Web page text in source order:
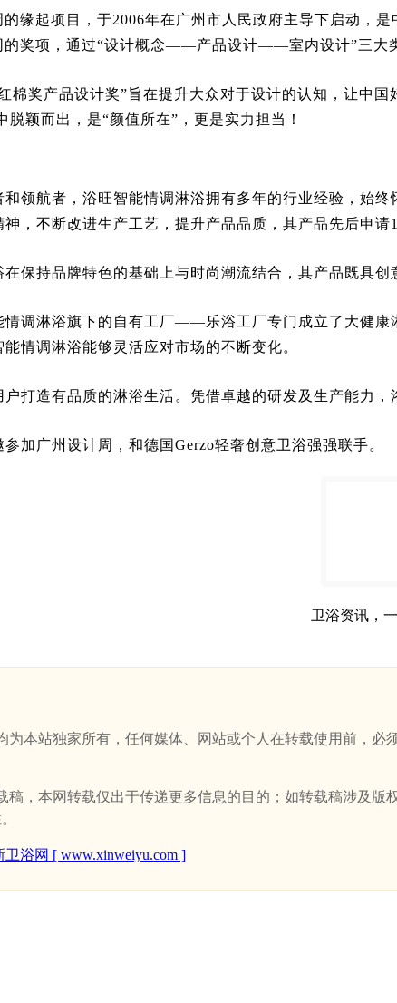
缘起项目，于2006年在广州市人民政府主导下启动，
奖项，通过“设计概念——产品设计——室内设计”三大
棉奖产品设计奖”旨在提升大众对于设计的认知，让中
脱颖而出，是“颜值所在”，更是实力担当！
领航者，浴旺智能情调淋浴拥有多年的行业经验，始
，不断改进生产工艺，提升产品品质，其产品先后申请
保持品牌特色的基础上与时尚潮流结合，其产品既具创
情调淋浴旗下的自有工厂——乐浴工厂专门成立了大健
情调淋浴能够灵活应对市场的不断变化。
打造有品质的淋浴生活。凭借卓越的研发及生产能力
加广州设计周，和德国Gerzo轻奢创意卫浴强强联手。
卫浴资讯，
为本站独家所有，任何媒体、网站或个人在转载使用前，
稿，本网转载仅出于传递更多信息的目的；如转载稿涉及
卫浴网 [ www.xinweiyu.com ]